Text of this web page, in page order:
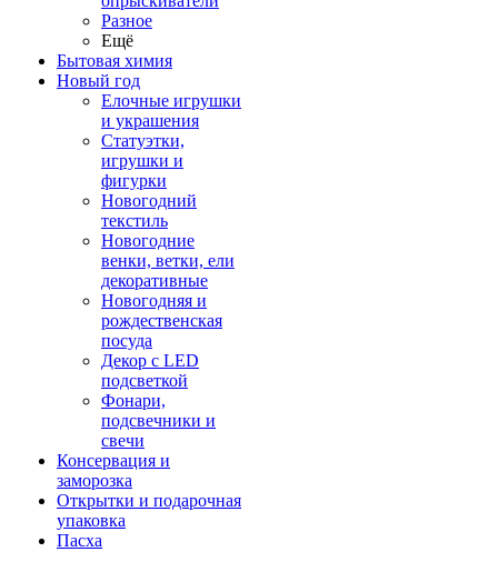
Разное
Ещё
Бытовая химия
Новый год
Елочные игрушки
и украшения
Статуэтки,
игрушки и
фигурки
Новогодний
текстиль
Новогодние
венки, ветки, ели
декоративные
Новогодняя и
рождественская
посуда
Декор с LED
подсветкой
Фонари,
подсвечники и
свечи
Консервация и
заморозка
Открытки и подарочная
упаковка
Пасха